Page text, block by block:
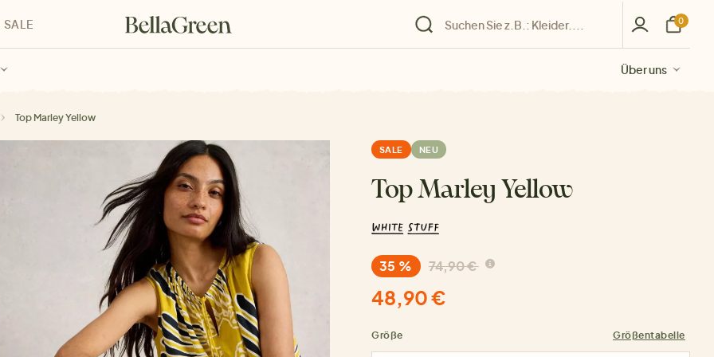
Über uns
Über uns
Über uns
für Kinder Über uns
SALE
Über uns
0
Top Marley Yellow
SALE NEU
Top Marley Yellow
35 % 74,90 €
48,90 €
Größe Größentabelle